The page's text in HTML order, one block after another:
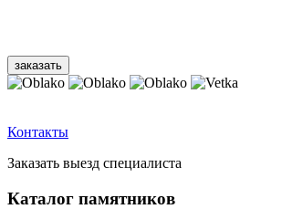
Контакты
Заказать выезд специалиста
Каталог памятников